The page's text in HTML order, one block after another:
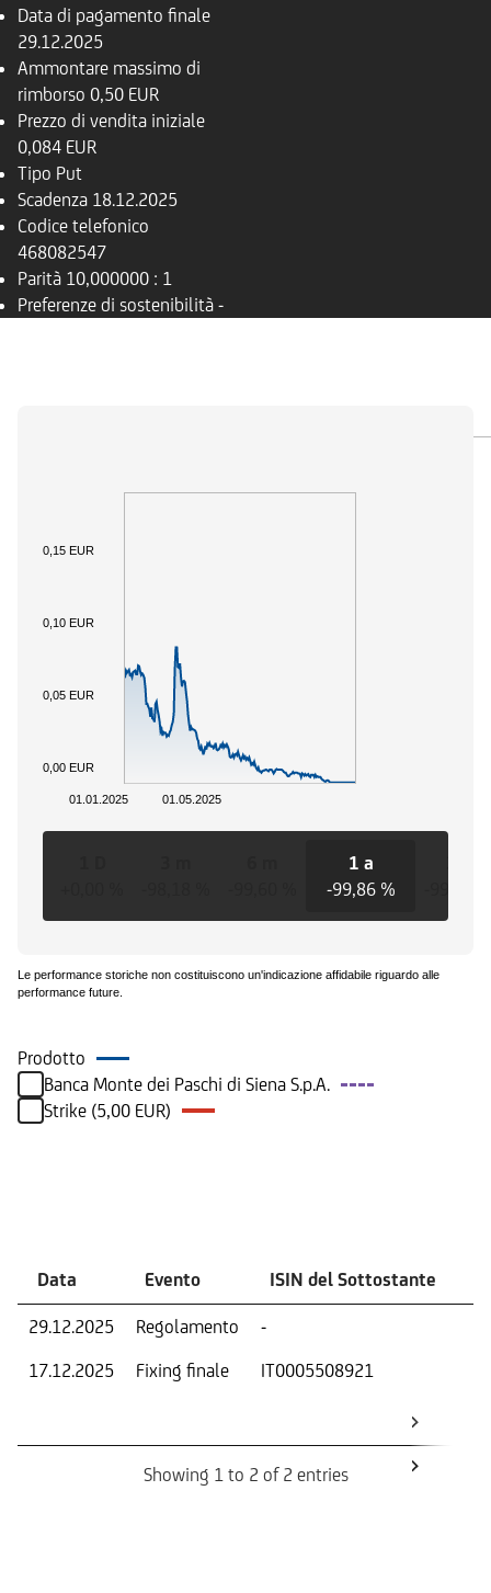
Data di pagamento finale
29.12.2025
Ammontare massimo di
rimborso 0,50 EUR
Prezzo di vendita iniziale
0,084 EUR
Tipo Put
Scadenza 18.12.2025
Codice telefonico
468082547
Parità 10,000000 : 1
Preferenze di sostenibilità -
01.05.2025
01.01.2025
0,00 EUR
0,05 EUR
0,10 EUR
0,15 EUR
1 a
-99,86 %
Le performance storiche non costituiscono un'indicazione affidabile riguardo alle
performance future.
Prodotto
Banca Monte dei Paschi di Siena S.p.A.
Strike (5,00 EUR)
Data Evento ISIN del Sottostante
29.12.2025 Regolamento -
17.12.2025
Fixing finale IT0005508921
Showing 1 to 2 of 2 entries